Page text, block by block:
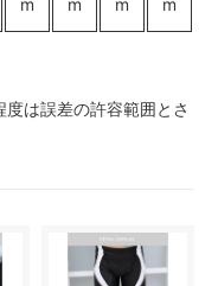
は誤差の許容範囲とさ